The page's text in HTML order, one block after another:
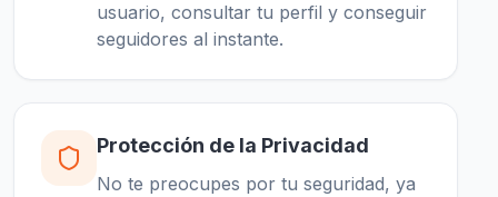
usuario, consultar tu perfil y conseguir
seguidores al instante.
Protección de la Privacidad
No te preocupes por tu seguridad, ya